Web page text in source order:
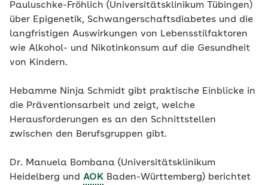
Pauluschke-Fröhlich (Universitätsklinikum Tübingen)
über Epigenetik, Schwangerschaftsdiabetes und die
langfristigen Auswirkungen von Lebensstilfaktoren
wie Alkohol- und Nikotinkonsum auf die Gesundheit
von Kindern.
Hebamme Ninja Schmidt gibt praktische Einblicke in
die Präventionsarbeit und zeigt, welche
Herausforderungen es an den Schnittstellen
zwischen den Berufsgruppen gibt.
Dr. Manuela Bombana (Universitätsklinikum
Heidelberg und AOK Baden-Württemberg) berichtet